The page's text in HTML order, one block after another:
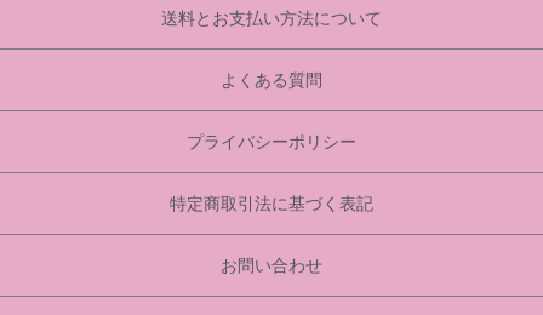
送料とお支払い方法について
よくある質問
プライバシーポリシー
特定商取引法に基づく表記
お問い合わせ